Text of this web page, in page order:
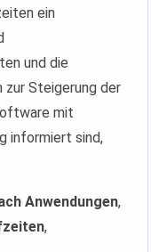
ein
und die
zur Steigerung der
mit
informiert sind,
Anwendungen,
,